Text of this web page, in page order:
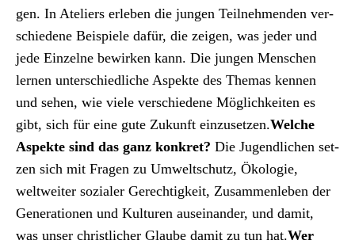
gen. In Ate­liers erleben die jun­gen Teil­nehmenden ver­
schiedene Beispiele dafür, die zeigen, was jed­er und
jede Einzelne bewirken kann. Die jun­gen Men­schen
ler­nen unter­schiedliche Aspek­te des The­mas ken­nen
und sehen, wie viele ver­schiedene Möglichkeit­en es
gibt, sich für eine gute Zukun­ft einzuset­zen.Welche
Aspek­te sind das ganz konkret? Die Jugendlichen set­
zen sich mit Fra­gen zu Umweltschutz, Ökolo­gie,
weltweit­er sozialer Gerechtigkeit, Zusam­men­leben der
Gen­er­a­tio­nen und Kul­turen auseinan­der, und damit,
was unser christlich­er Glaube damit zu tun hat.Wer